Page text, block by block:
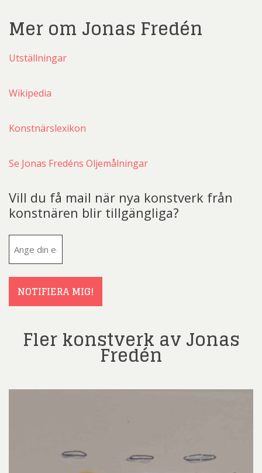
Mer om Jonas Fredén
Utställningar
Wikipedia
Konstnärslexikon
Se Jonas Fredéns Oljemålningar
Vill du få mail när nya konstverk från
konstnären blir tillgängliga?
NOTIFIERA MIG!
Fler konstverk av Jonas
Fredén